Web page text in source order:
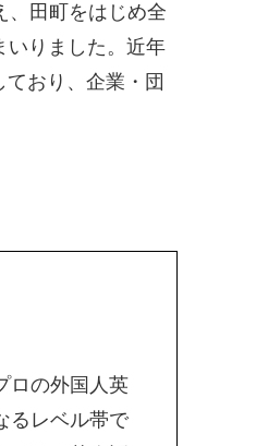
、田町をはじめ全
いりました。近年
おり、企業・団
ロの外国人英
るレベル帯で